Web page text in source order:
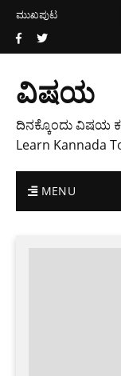
ಮುಖಪುಟ
ವಿಷಯ
ದಿನಕ್ಕೊಂದು ವಿಷಯ
Learn Kannada
MENU